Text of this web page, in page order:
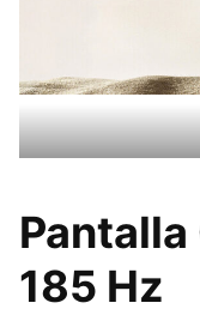
Pantalla
185 Hz